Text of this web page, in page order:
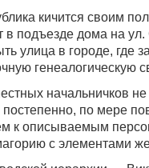
кичится своим
в подъезде дома на
улица в городе, где
генеалогическую
начальничков
по мере
к описываемым
с элементами